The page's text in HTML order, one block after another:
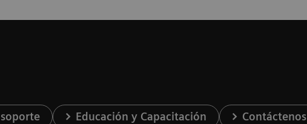
Educación y Capacitación Contáctenos